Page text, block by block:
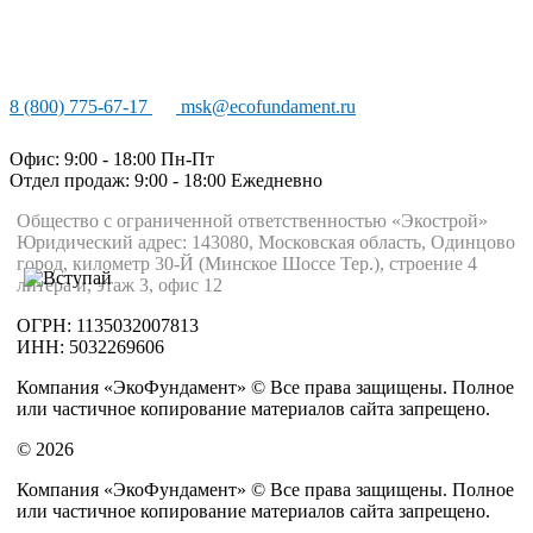
8 (800) 775-67-17 msk@ecofundament.ru
Офис: 9:00 - 18:00 Пн-Пт
Отдел продаж: 9:00 - 18:00 Ежедневно
Общество с ограниченной ответственностью «Экострой»
Юридический адрес: 143080, Московская область, Одинцово
город, километр 30-Й (Минское Шоссе Тер.), строение 4
литера и, этаж 3, офис 12
ОГРН: 1135032007813
ИНН: 5032269606
Компания «ЭкоФундамент» © Все права защищены. Полное
или частичное копирование материалов сайта запрещено.
© 2026
Компания «ЭкоФундамент» © Все права защищены. Полное
или частичное копирование материалов сайта запрещено.